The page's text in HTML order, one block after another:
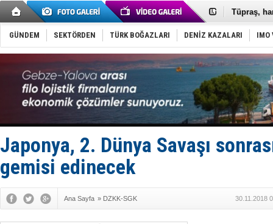
Tüpraş,
İTU AUV,
LNG
PROYAD,
Türkiye-
Türk
Deniz
DÖDER,
Fairline,
Baltık
Runit
Türk
GÜNDEM SEKTÖRDEN TÜRK BOĞAZLARI DENİZ KAZALARI IMO
Japonya, 2. Dünya Savaşı
gemisi edinecek
Ana Sayfa » DZKK-SGK 30.11.2018